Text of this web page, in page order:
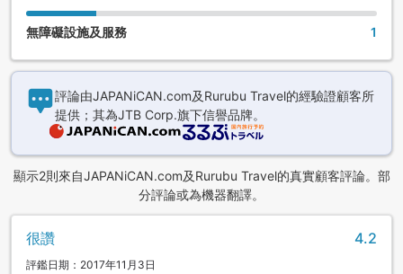
無障礙設施及服務 1
評論由JAPANiCAN.com及Rurubu Travel的經驗證顧客所
提供；其為JTB Corp.旗下信譽品牌。
顯示2則來自JAPANiCAN.com及Rurubu Travel的真實顧客評論。部
分評論或為機器翻譯。
很讚 4.2
評鑑日期：2017年11月3日